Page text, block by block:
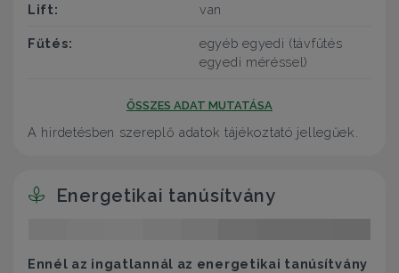
Lift: van
Fűtés:
egyéb egyedi (távfűtés
egyedi méréssel)
ÖSSZES ADAT MUTATÁSA
A hirdetésben szereplő adatok tájékoztató jellegűek.
Energetikai tanúsítvány
Ennél az ingatlannál az energetikai tanúsítvány